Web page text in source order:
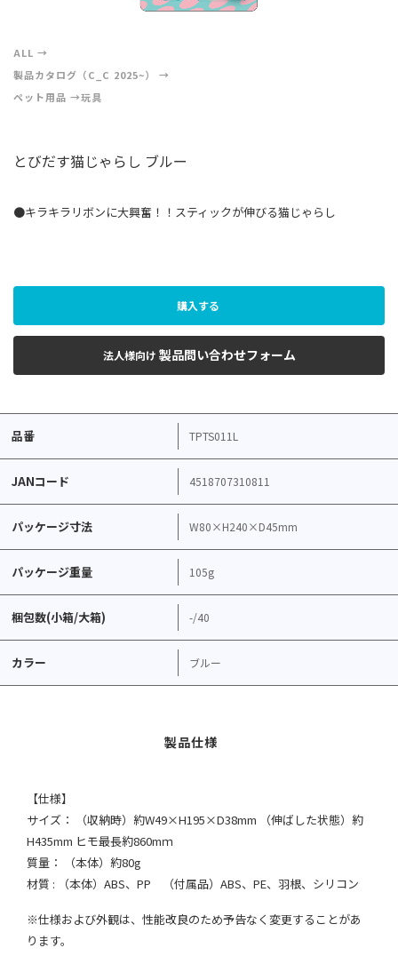
ALL
製品カタログ（C_C 2025~）
ペット用品
玩具
とびだす猫じゃらし ブルー
●キラキラリボンに大興奮！！スティックが伸びる猫じゃらし
購入する
法人様向け 製品問い合わせフォーム
品番 TPTS011L
JANコード 4518707310811
パッケージ寸法 W80×H240×D45mm
パッケージ重量 105g
梱包数(小箱/大箱) -/40
カラー ブルー
【仕様】
サイズ： （収納時）約W49×H195×D38mm （伸ばした状態）約
H435mm ヒモ最長約860mｍ
質量： （本体）約80g
材質 : （本体）ABS、PP （付属品）ABS、PE、羽根、シリコン
※仕様および外観は、性能改良のため予告なく変更することがあ
ります。